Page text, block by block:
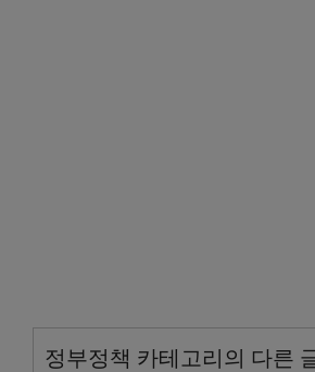
정부정책 카테고리의 다른